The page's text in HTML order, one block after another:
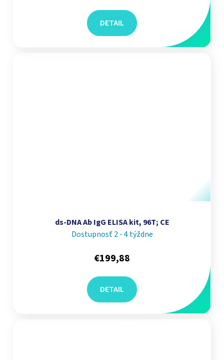
DETAIL
ds-DNA Ab IgG ELISA kit, 96T; CE
Dostupnosť 2 - 4 týždne
€199,88
DETAIL